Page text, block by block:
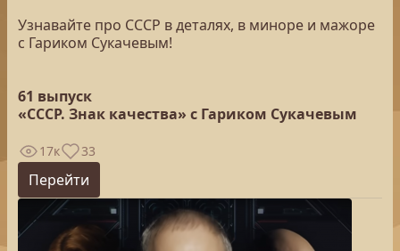
Узнавайте про СССР в деталях, в миноре и мажоре
с Гариком Сукачевым!
61 выпуск
«СССР. Знак качества» с Гариком Сукачевым
17к 33
Перейти